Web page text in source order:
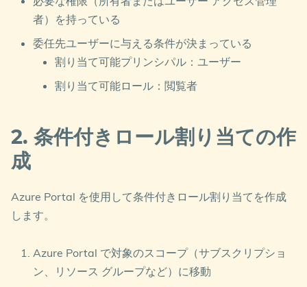
者）を持っている
委任先ユーザーに与える条件が決まっている
割り当て可能プリンシパル：ユーザー
割り当て可能ロール：閲覧者
2. 条件付きロール割り当ての作
成
Azure Portal を使用して条件付きロール割り当てを作成
します。
Azure Portal で対象のスコープ（サブスクリプショ
ン、リソース グループなど）に移動